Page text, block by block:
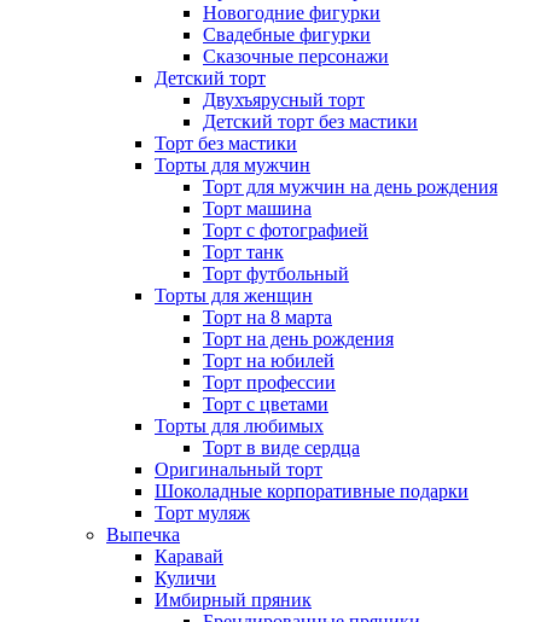
Новогодние фигурки
Свадебные фигурки
Сказочные персонажи
Детский торт
Двухъярусный торт
Детский торт без мастики
Торт без мастики
Торты для мужчин
Торт для мужчин на день рождения
Торт машина
Торт с фотографией
Торт танк
Торт футбольный
Торты для женщин
Торт на 8 марта
Торт на день рождения
Торт на юбилей
Торт профессии
Торт с цветами
Торты для любимых
Торт в виде сердца
Оригинальный торт
Шоколадные корпоративные подарки
Торт муляж
Выпечка
Каравай
Куличи
Имбирный пряник